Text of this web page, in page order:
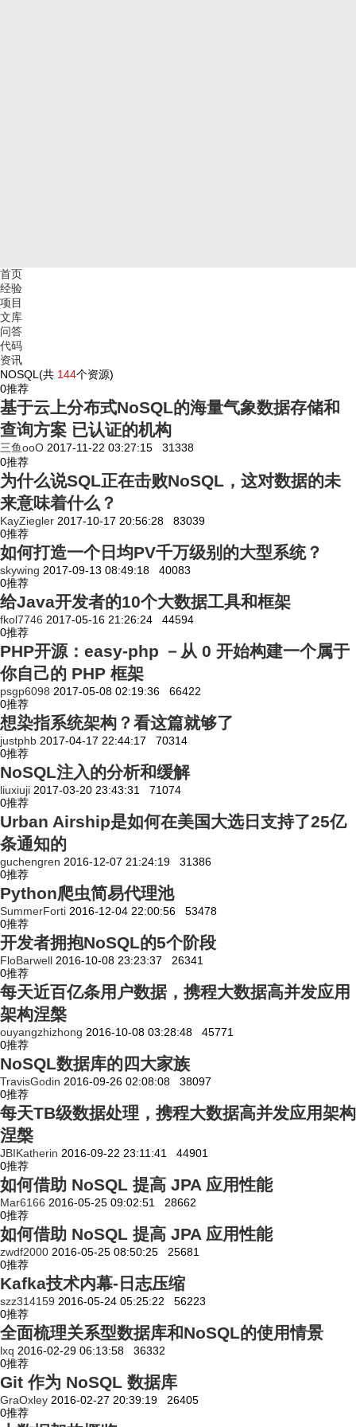
首页
经验
项目
文库
问答
代码
资讯
NOSQL(共 144个资源)
0推荐
基于云上分布式NoSQL的海量气象数据存储和
查询方案 已认证的机构
三鱼ooO 2017-11-22 03:27:15
31338
0推荐
为什么说SQL正在击败NoSQL，这对数据的未
来意味着什么？
KayZiegler 2017-10-17 20:56:28
83039
0推荐
如何打造一个日均PV千万级别的大型系统？
skywing 2017-09-13 08:49:18
40083
0推荐
给Java开发者的10个大数据工具和框架
fkol7746 2017-05-16 21:26:24
44594
0推荐
PHP开源：easy-php －从 0 开始构建一个属于
你自己的 PHP 框架
psgp6098 2017-05-08 02:19:36
66422
0推荐
想染指系统架构？看这篇就够了
justphb 2017-04-17 22:44:17
70314
0推荐
NoSQL注入的分析和缓解
liuxiuji 2017-03-20 23:43:31
71074
0推荐
Urban Airship是如何在美国大选日支持了25亿
条通知的
guchengren 2016-12-07 21:24:19
31386
0推荐
Python爬虫简易代理池
SummerForti 2016-12-04 22:00:56
53478
0推荐
开发者拥抱NoSQL的5个阶段
FloBarwell 2016-10-08 23:23:37
26341
0推荐
每天近百亿条用户数据，携程大数据高并发应用
架构涅槃
ouyangzhizhong 2016-10-08 03:28:48
45771
0推荐
NoSQL数据库的四大家族
TravisGodin 2016-09-26 02:08:08
38097
0推荐
每天TB级数据处理，携程大数据高并发应用架构
涅槃
JBIKatherin 2016-09-22 23:11:41
44901
0推荐
如何借助 NoSQL 提高 JPA 应用性能
Mar6166 2016-05-25 09:02:51
28662
0推荐
如何借助 NoSQL 提高 JPA 应用性能
zwdf2000 2016-05-25 08:50:25
25681
0推荐
Kafka技术内幕-日志压缩
szz314159 2016-05-24 05:25:22
56223
0推荐
全面梳理关系型数据库和NoSQL的使用情景
lxq 2016-02-29 06:13:58
36332
0推荐
Git 作为 NoSQL 数据库
GraOxley 2016-02-27 20:39:19
26405
0推荐